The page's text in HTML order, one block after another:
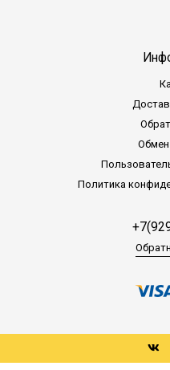
Политика